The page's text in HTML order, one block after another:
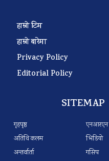
हाम्रो टिम
हाम्रो बारेमा
Privacy Policy
Editorial Policy
SITEMAP
गृहपृष्ठ
अतिथि कलम
अन्तर्वार्ता
एनआरएन
भिडियो
गसिप